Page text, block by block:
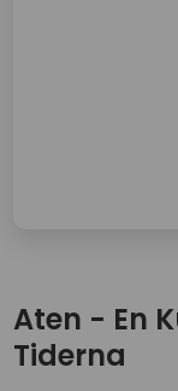
Aten - En
Tiderna